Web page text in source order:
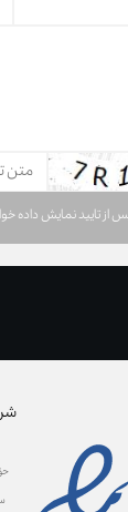
از تایید نمایش داده